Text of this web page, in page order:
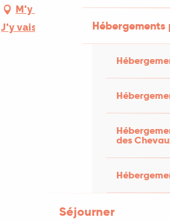
des
Séjourner
M'y rendre
J'y vais en train !